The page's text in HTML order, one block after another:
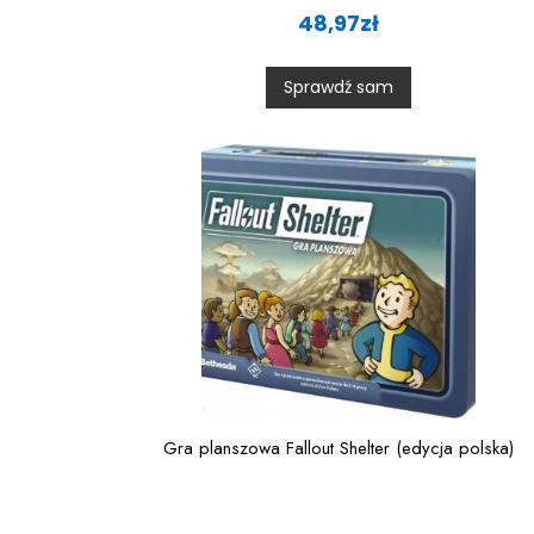
t
0
o
u
t
5
48,97zł
Sprawdź sam
Gra planszowa Fallout Shelter (edycja polska)